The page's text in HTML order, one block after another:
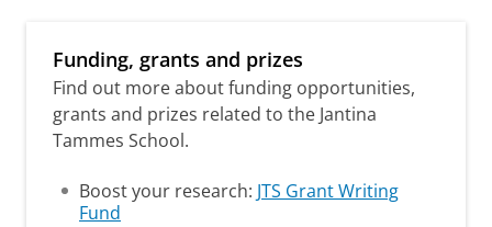
Funding, grants and prizes
Find out more about funding opportunities,
grants and prizes related to the Jantina
Tammes School.
Boost your research: JTS Grant Writing
Fund